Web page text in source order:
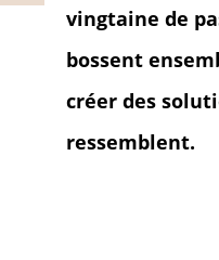
vingtaine de
bossent
créer des
ressemblent.